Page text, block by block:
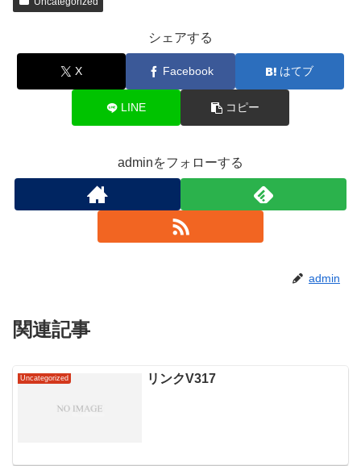
シェアする
X Facebook はてブ
LINE コピー
adminをフォローする
admin
関連記事
Uncategorized リンクV317